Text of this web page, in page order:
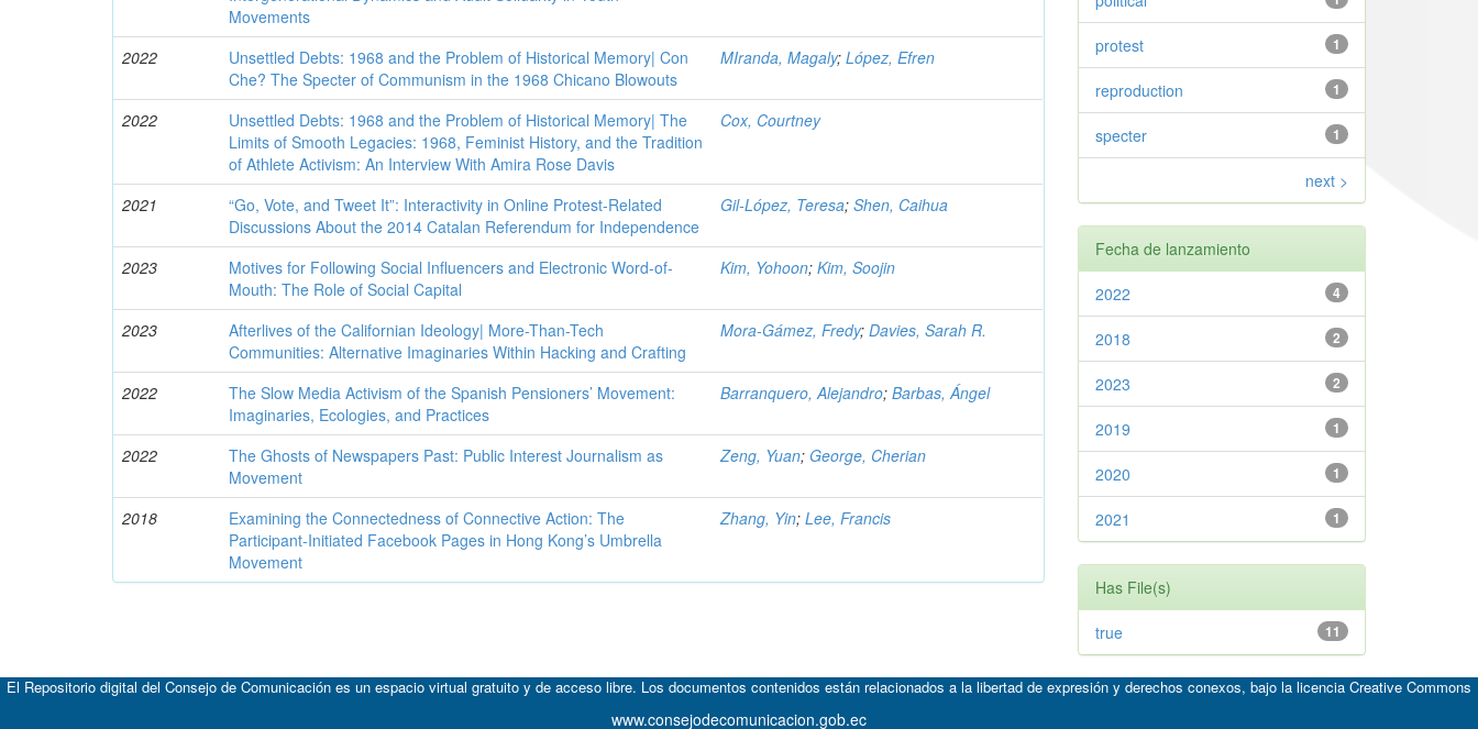
Movements
2022
Unsettled Debts: 1968 and the Problem of Historical Memory| Con
Che? The Specter of Communism in the 1968 Chicano Blowouts
MIranda, Magaly;López, Efren
2022
Unsettled Debts: 1968 and the Problem of Historical Memory| The
Limits of Smooth Legacies: 1968, Feminist History, and the Tradition
of Athlete Activism: An Interview With Amira Rose Davis
Cox, Courtney
2021
“Go, Vote, and Tweet It”: Interactivity in Online Protest-Related
Discussions About the 2014 Catalan Referendum for Independence
Gil-López, Teresa;Shen, Caihua
2023
Motives for Following Social Influencers and Electronic Word-of-
Mouth: The Role of Social Capital
Kim, Yohoon;Kim, Soojin
2023
Afterlives of the Californian Ideology| More-Than-Tech
Communities: Alternative Imaginaries Within Hacking and Crafting
Mora-Gámez, Fredy;Davies, Sarah R.
2022
The Slow Media Activism of the Spanish Pensioners’ Movement:
Imaginaries, Ecologies, and Practices
Barranquero, Alejandro;Barbas, Ángel
2022
The Ghosts of Newspapers Past: Public Interest Journalism as
Movement
Zeng, Yuan; George, Cherian
2018
Examining the Connectedness of Connective Action: The
Participant-Initiated Facebook Pages in Hong Kong’s Umbrella
Movement
Zhang, Yin;Lee, Francis
1
protest
1
reproduction
1
specter
next >
Fecha de lanzamiento
4
2022
2
2018
2
2023
1
2019
1
2020
1
2021
Has File(s)
11
true
El Repositorio digital del Consejo de Comunicación es un espacio virtual gratuito y de acceso libre. Los documentos contenidos están relacionados a la libertad de expresión y derechos conexos, bajo la licencia Creative Commons
www.consejodecomunicacion.gob.ec